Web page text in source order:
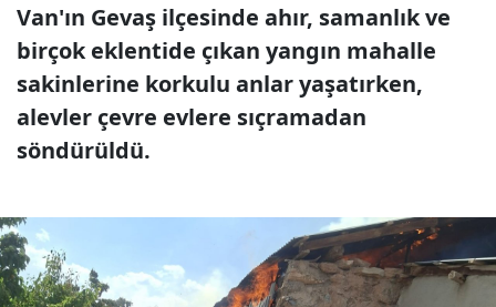
Van'ın Gevaş ilçesinde ahır, samanlık ve
birçok eklentide çıkan yangın mahalle
sakinlerine korkulu anlar yaşatırken,
alevler çevre evlere sıçramadan
söndürüldü.